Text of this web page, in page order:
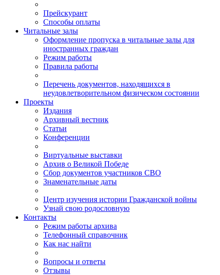
Прейскурант
Способы оплаты
Читальные залы
Оформление пропуска в читальные залы для
иностранных граждан
Режим работы
Правила работы
Перечень документов, находящихся в
неудовлетворительном физическом состоянии
Проекты
Издания
Архивный вестник
Статьи
Конференции
Виртуальные выставки
Архив о Великой Победе
Сбор документов участников СВО
Знаменательные даты
Центр изучения истории Гражданской войны
Узнай свою родословную
Контакты
Режим работы архива
Телефонный справочник
Как нас найти
Вопросы и ответы
Отзывы